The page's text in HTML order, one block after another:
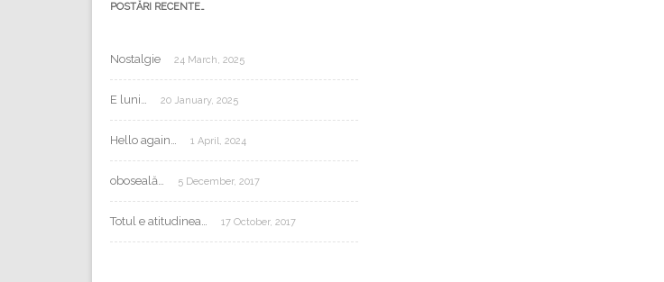
POSTĂRI RECENTE…
Nostalgie 24 March, 2025
E luni… 20 January, 2025
Hello again… 1 April, 2024
oboseală… 5 December, 2017
Totul e atitudinea… 17 October, 2017